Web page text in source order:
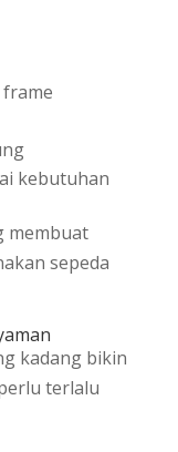
kebutuhan
membuat
sepeda
kadang bikin
terlalu